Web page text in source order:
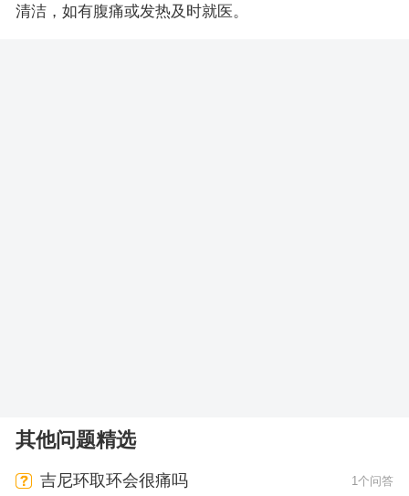
清洁，如有腹痛或发热及时就医。
其他问题精选
吉尼环取环会很痛吗 1个问答